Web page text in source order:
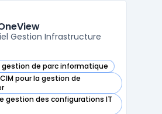
sur les
info ...
Gestion Infrastructure
gestion de parc informatique
dans cette catégorie
pour la gestion de
dans cette catégorie
gestion des configurations IT
dans cette catégorie